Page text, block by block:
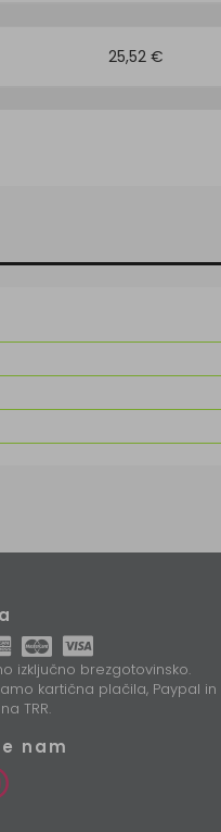
25,52 €
izključno brezgotovinsko.
kartična plačila, Paypal in
TRR.
nam